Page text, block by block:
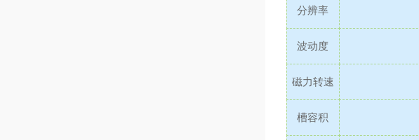
分辨率
波动度
磁力转速
槽容积